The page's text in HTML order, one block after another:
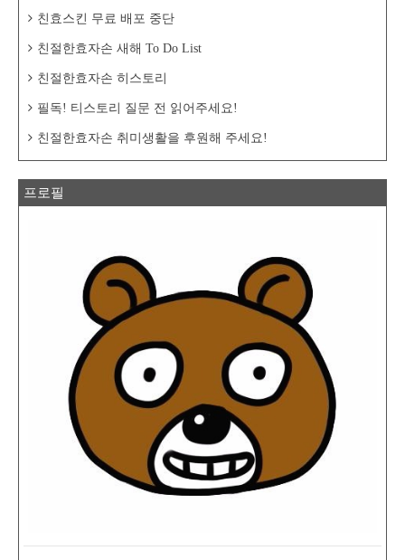
친효스킨 무료 배포 중단
친절한효자손 새해 To Do List
친절한효자손 히스토리
필독! 티스토리 질문 전 읽어주세요!
친절한효자손 취미생활을 후원해 주세요!
프로필